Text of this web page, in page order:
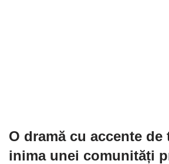
O dramă cu accente
inima unei comunități